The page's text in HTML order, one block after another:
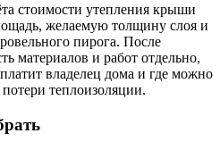
стоимости утепления крыши
желаемую толщину слоя и
пирога. После
материалов и работ отдельно,
владелец дома и где можно
теплоизоляции.